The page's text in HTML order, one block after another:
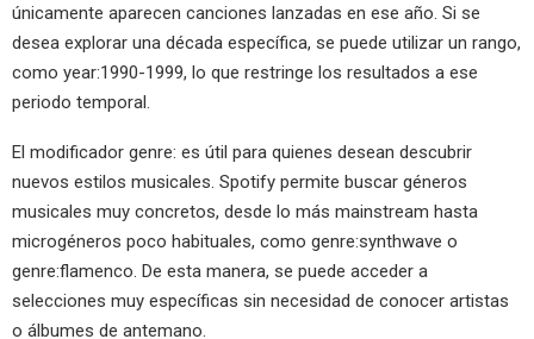
únicamente aparecen canciones lanzadas en ese año. Si se
desea explorar una década específica, se puede utilizar un rango,
como year:1990-1999, lo que restringe los resultados a ese
periodo temporal.
El modificador genre: es útil para quienes desean descubrir
nuevos estilos musicales. Spotify permite buscar géneros
musicales muy concretos, desde lo más mainstream hasta
microgéneros poco habituales, como genre:synthwave o
genre:flamenco. De esta manera, se puede acceder a
selecciones muy específicas sin necesidad de conocer artistas
o álbumes de antemano.